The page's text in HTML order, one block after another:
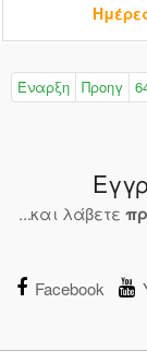
Έναρξη Προηγ
...και λάβετε
Facebook